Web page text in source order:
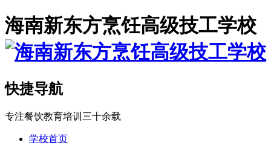
海南新东方烹饪高级技工学校
快捷导航
专注餐饮教育培训三十余载
学校首页